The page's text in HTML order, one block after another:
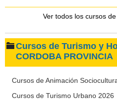
Ver todos los cursos de
Cursos de Turismo y
CORDOBA PROVINCIA
Cursos de Animación
Cursos de Turismo Urbano 2026